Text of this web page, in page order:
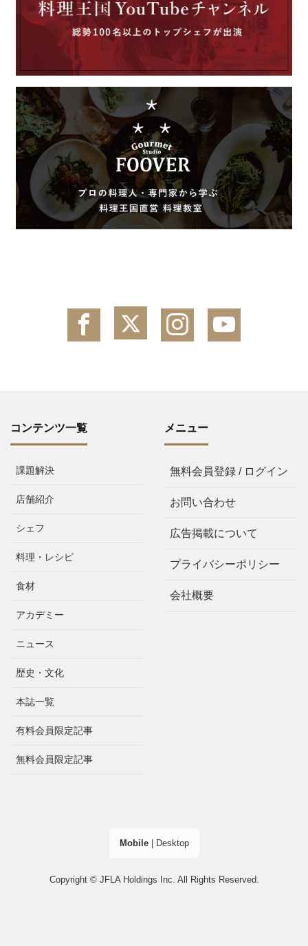
コンテンツ一覧
課題解決
店舗紹介
シェフ
料理・レシピ
食材
アカデミー
ニュース
歴史・文化
本誌一覧
有料会員限定記事
無料会員限定記事
メニュー
無料会員登録 / ログイン
お問い合わせ
広告掲載について
プライバシーポリシー
会社概要
Mobile| Desktop
Copyright © JFLA Holdings Inc. All Rights Reserved.